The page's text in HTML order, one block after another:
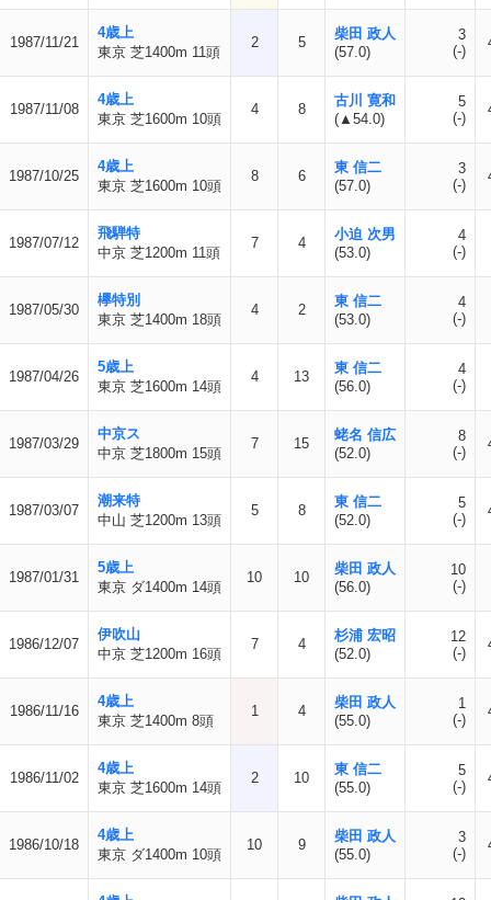
1987/11/21
4歳上
東京 芝1400m 11頭
2 5
柴田 政人
(57.0)
3
(-)
1987/11/08
4歳上
東京 芝1600m 10頭
4 8
古川 寛和
(▲54.0)
5
(-)
1987/10/25
4歳上
東京 芝1600m 10頭
8 6
東 信二
(57.0)
3
(-)
1987/07/12
飛騨特
中京 芝1200m 11頭
7 4
小迫 次男
(53.0)
4
(-)
1987/05/30
欅特別
東京 芝1400m 18頭
4 2
東 信二
(53.0)
4
(-)
1987/04/26
5歳上
東京 芝1600m 14頭
4 13
東 信二
(56.0)
4
(-)
1987/03/29
中京ス
中京 芝1800m 15頭
7 15
蛯名 信広
(52.0)
8
(-)
1987/03/07
潮来特
中山 芝1200m 13頭
5 8
東 信二
(52.0)
5
(-)
1987/01/31
5歳上
東京 ダ1400m 14頭
10 10
柴田 政人
(56.0)
10
(-)
1986/12/07
伊吹山
中京 芝1200m 16頭
7 4
杉浦 宏昭
(52.0)
12
(-)
1986/11/16
4歳上
東京 芝1400m 8頭
1 4
柴田 政人
(55.0)
1
(-)
1986/11/02
4歳上
東京 芝1600m 14頭
2 10
東 信二
(55.0)
5
(-)
1986/10/18
4歳上
東京 ダ1400m 10頭
10 9
柴田 政人
(55.0)
3
(-)